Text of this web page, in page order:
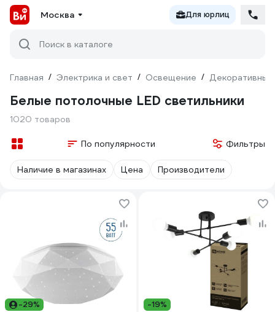
Москва Для юрлиц
Поиск в каталоге
Главная / Электрика и свет / Освещение / Декоративный
Белые потолочные LED светильники
1020 товаров
По популярности Фильтры
Наличие в магазинах Цена Производители
-29% -19%